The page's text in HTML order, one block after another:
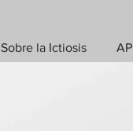
Sobre la Ictiosis